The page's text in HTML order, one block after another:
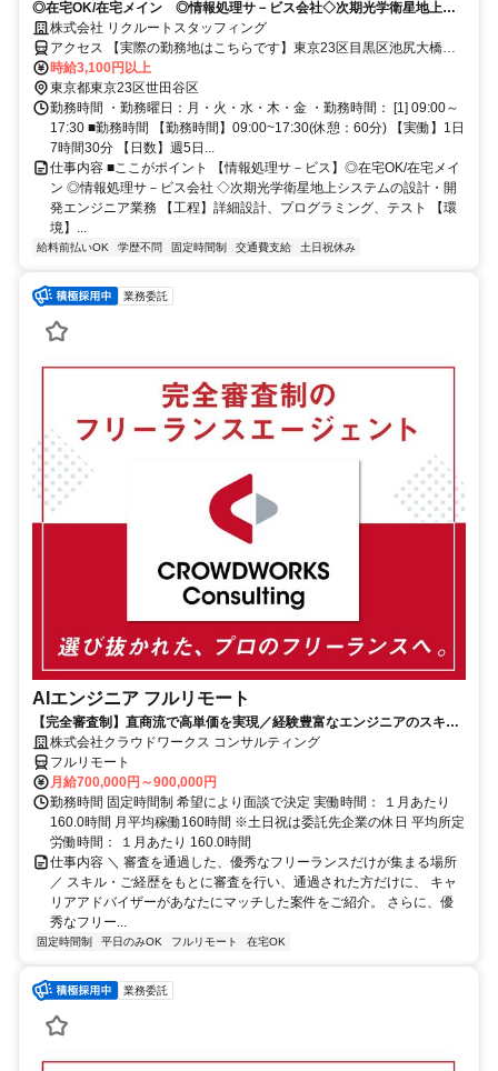
◎在宅OK/在宅メイン ◎情報処理サ－ビス会社◇次期光学衛星地上シ
ステムの設計・開発エンジニア業務
株式会社 リクルートスタッフィング
アクセス 【実際の勤務地はこちらです】東京23区目黒区池尻大橋駅
徒歩10分
時給3,100円以上
東京都東京23区世田谷区
勤務時間 ・勤務曜日：月・火・水・木・金 ・勤務時間： [1] 09:00～
17:30 ■勤務時間 【勤務時間】09:00~17:30(休憩：60分) 【実働】1日
7時間30分 【日数】週5日...
仕事内容 ■ここがポイント 【情報処理サ－ビス】◎在宅OK/在宅メイ
ン ◎情報処理サ－ビス会社 ◇次期光学衛星地上システムの設計・開
発エンジニア業務 【工程】詳細設計、プログラミング、テスト 【環
境】...
給料前払いOK 学歴不問 固定時間制 交通費支給 土日祝休み
業務委託
AIエンジニア フルリモート
【完全審査制】直商流で高単価を実現／経験豊富なエンジニアのスキル
に合致した案件を多数保有
株式会社クラウドワークス コンサルティング
フルリモート
月給700,000円～900,000円
勤務時間 固定時間制 希望により面談で決定 実働時間： １月あたり
160.0時間 月平均稼働160時間 ※土日祝は委託先企業の休日 平均所定
労働時間： １月あたり 160.0時間
仕事内容 ＼ 審査を通過した、優秀なフリーランスだけが集まる場所
／ スキル・ご経歴をもとに審査を行い、通過された方だけに、 キャ
リアアドバイザーがあなたにマッチした案件をご紹介。 さらに、優
秀なフリー...
固定時間制 平日のみOK フルリモート 在宅OK
業務委託